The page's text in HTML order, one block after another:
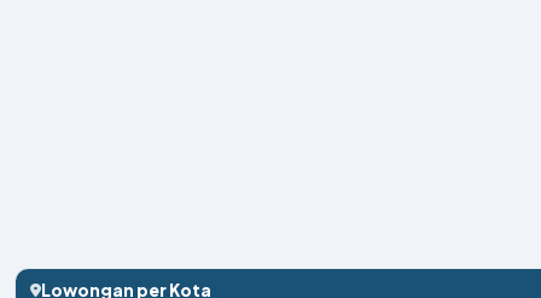
Lowongan per Kota